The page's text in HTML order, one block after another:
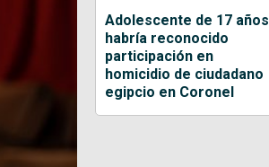
Adolescente de 17 años
habría reconocido
participación en
homicidio de ciudadano
egipcio en Coronel